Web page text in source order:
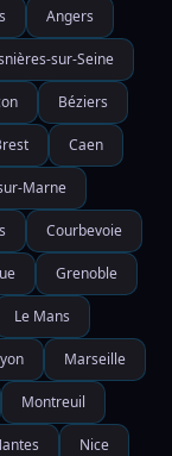
Angers
sur-Seine
Béziers
Caen
Marne
Courbevoie
Grenoble
Le Mans
Marseille
Montreuil
Nice